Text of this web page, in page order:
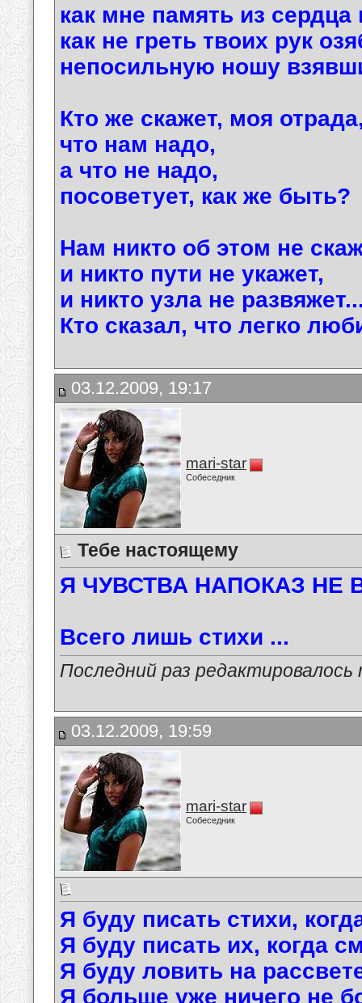
как мне память из
как не греть твоих рук
непосильную ношу
Кто же скажет, моя
что нам надо,
а что не надо,
посоветует, как же быть?
Нам никто об этом не
и никто пути не укажет,
и никто узла не
Кто сказал, что легко
03.12.2009, 19:17
mari-star
Собеседник
Тебе настоящему
Я ЧУВСТВА НАПОКАЗ НЕ
Всего лишь стихи ...
Последний раз
03.12.2009, 19:59
mari-star
Собеседник
Я буду писать стихи,
Я буду писать их, когда
Я буду ловить на
Я больше уже ничего не